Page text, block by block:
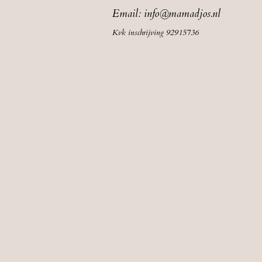
Email: info@mamadjos.nl
Kvk inschrijving 92915736